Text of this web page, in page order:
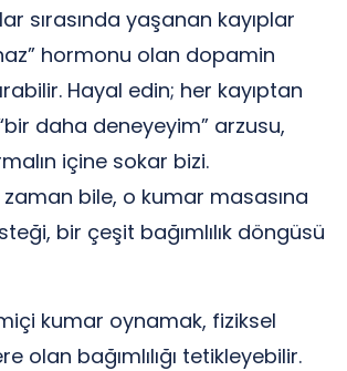
sırasında yaşanan kayıplar
hormonu olan dopamin
Hayal edin; her kayıptan
daha deneyeyim” arzusu,
içine sokar bizi.
bile, o kumar masasına
bir çeşit bağımlılık döngüsü
kumar oynamak, fiziksel
olan bağımlılığı tetikleyebilir.